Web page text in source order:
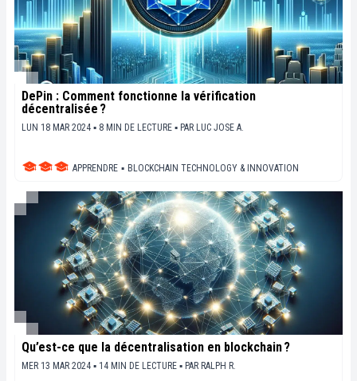
DePin : Comment fonctionne la vérification
décentralisée ?
LUN 18 MAR 2024 ▪ 8 MIN DE LECTURE ▪ PAR LUC JOSE A.
APPRENDRE ▪ BLOCKCHAIN TECHNOLOGY & INNOVATION
Qu’est-ce que la décentralisation en blockchain ?
MER 13 MAR 2024 ▪ 14 MIN DE LECTURE ▪ PAR RALPH R.